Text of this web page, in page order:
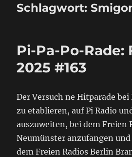
Schlagwort:
Pi-Pa-Po-Rade:
2025 #163
Der Versuch ne Hitparade
zu etablieren, auf Pi Radio
auszuweiten, bei dem Freien
Neumünster anzufangen
dem Freien Radios Berlin